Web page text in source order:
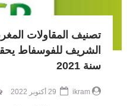
الشريف للفوسفاط
سنة 2021
ikram